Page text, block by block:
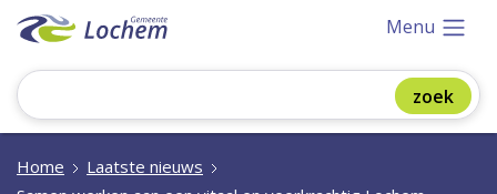
Menu
Home
Laatste nieuws